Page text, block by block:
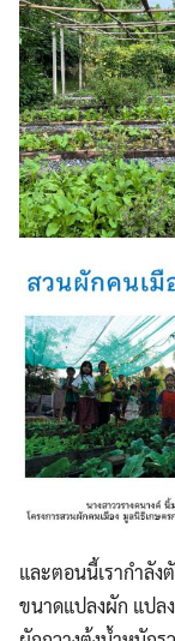
และตอนนี้เรากำลัง
ขนาดแปลงผัก แปล